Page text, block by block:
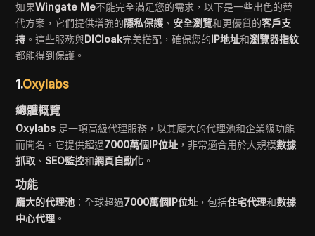
如果Wingate Me不能完全滿足您的需求，以下是一些出色的替
代方案，它們提供增強的隱私保護 、 安全瀏覽和更優質的客戶支
持 。這些服務與DICloak完美搭配，確保您的IP地址和瀏覽器指紋
都能得到保護。
1.Oxylabs
總體概覽
Oxylabs 是一項高級代理服務，以其龐大的代理池和企業級功能
而聞名。它提供超過7000萬個IP位址 ，非常適合用於大規模數據
抓取 、 SEO監控和網頁自動化 。
功能
龐大的代理池 ：全球超過7000萬個IP位址 ，包括住宅代理和數據
中心代理 。